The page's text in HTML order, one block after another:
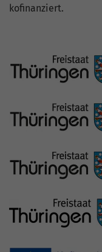
kofinanziert.